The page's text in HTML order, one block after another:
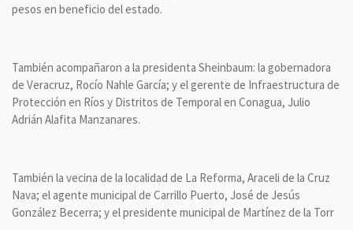
pesos en beneficio del estado.
También acompañaron a la presidenta Sheinbaum: la gobernadora
de Veracruz, Rocío Nahle García; y el gerente de Infraestructura de
Protección en Ríos y Distritos de Temporal en Conagua, Julio
Adrián Alafita Manzanares.
También la vecina de la localidad de La Reforma, Araceli de la Cruz
Nava; el agente municipal de Carrillo Puerto, José de Jesús
González Becerra; y el presidente municipal de Martínez de la Torr